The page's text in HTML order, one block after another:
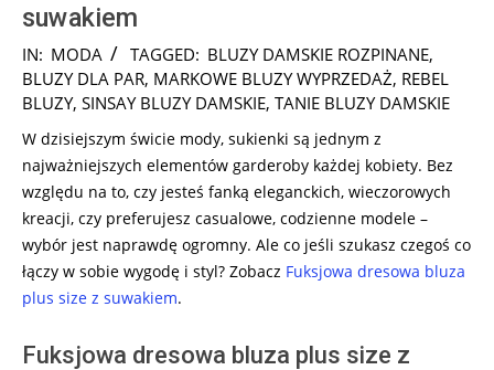
suwakiem
2024-
06-
17
IN: MODA TAGGED: BLUZY DAMSKIE ROZPINANE,
BLUZY DLA PAR, MARKOWE BLUZY WYPRZEDAŻ, REBEL
BLUZY, SINSAY BLUZY DAMSKIE, TANIE BLUZY DAMSKIE
W dzisiejszym świcie mody, sukienki są jednym z
najważniejszych elementów garderoby każdej kobiety. Bez
względu na to, czy jesteś fanką eleganckich, wieczorowych
kreacji, czy preferujesz casualowe, codzienne modele –
wybór jest naprawdę ogromny. Ale co jeśli szukasz czegoś co
łączy w sobie wygodę i styl? Zobacz Fuksjowa dresowa bluza
plus size z suwakiem.
Fuksjowa dresowa bluza plus size z